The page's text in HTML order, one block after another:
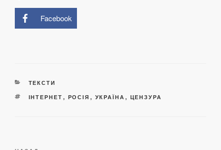
Facebook
КАТЕГОРІЇ
ТЕКСТИ
ПОЗНАЧКИ
ІНТЕРНЕТ , РОСІЯ , УКРАЇНА , ЦЕНЗУРА